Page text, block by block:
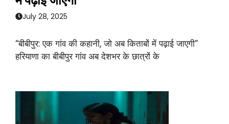
July 28, 2025
“बीबीपुर: एक गांव की कहानी, जो अब किताबों में पढ़ाई जाएगी”
हरियाणा का बीबीपुर गांव अब देशभर के छात्रों के